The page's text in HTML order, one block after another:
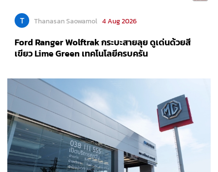
T Thanasan Saowamol 4 Aug 2026
Ford Ranger Wolftrak กระบะสายลุย ดูเด่นด้วยสี
เขียว Lime Green เทคโนโลยีครบครัน